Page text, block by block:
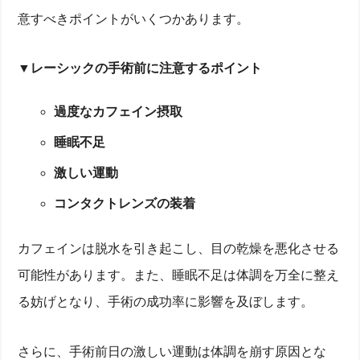
意すべきポイントがいくつかあります。
▼レーシックの手術前に注意するポイント
過度なカフェイン摂取
睡眠不足
激しい運動
コンタクトレンズの装着
カフェインは脱水を引き起こし、目の乾燥を悪化させる
可能性があります。また、睡眠不足は体調を万全に整え
る妨げとなり、手術の成功率に影響を及ぼします。
さらに、手術前日の激しい運動は体調を崩す原因とな